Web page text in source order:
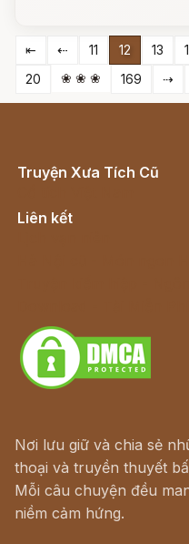
⇤ ⇠ 11 12 13
20
❀ ❀ ❀ 169 ⇢
Truyện Xưa Tích Cũ
Liên kết
Nơi lưu giữ và chia sẻ
thoại và truyền thuyết
Mỗi câu chuyện đều
niềm cảm hứng.